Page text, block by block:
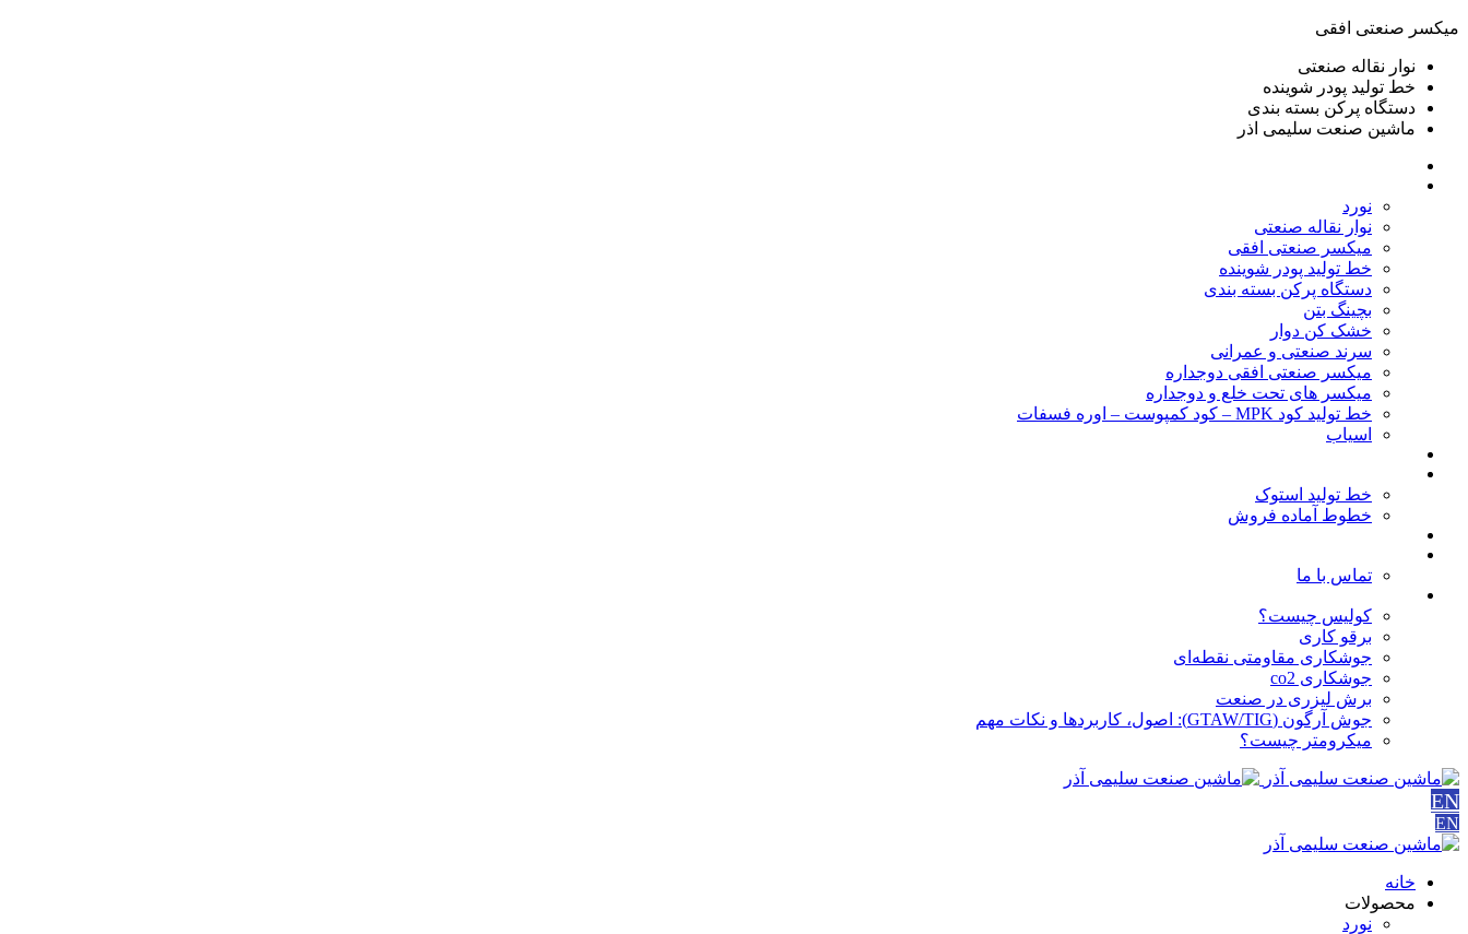
ميكسر صنعتی افقی
نوار نقاله صنعتی
خط تولید پودر شوينده
دستگاه پرکن بسته بندی
ماشين صنعت سليمی اذر
نورد
نوار نقاله صنعتی
ميكسر صنعتی افقی
خط تولید پودر شوينده
دستگاه پرکن بسته بندی
بچينگ بتن
خشک کن دوار
سرند صنعتی و عمرانی
میکسر صنعتی افقی دوجداره
میکسر های تحت خلع و دوجداره
خط تولید کود MPK – کود کمپوست – اوره فسفات
اسیاب
خط تولید استوک
خطوط آماده فروش
تماس با ما
کولیس چیست؟
برقو کاری
جوشکاری مقاومتی نقطه‌ای
جوشکاری co2
برش لیزری در صنعت
جوش آرگون (GTAW/TIG): اصول، کاربردها و نکات مهم
میکرومتر چیست؟
EN
EN
خانه
محصولات
نورد